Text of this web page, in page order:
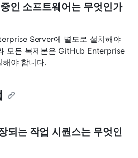
인 소프트웨어는 무엇인가
Server에 별도로 설치해야
모든 복제본은 GitHub Enterprise
야 합니다.
되는 작업 시퀀스는 무엇인